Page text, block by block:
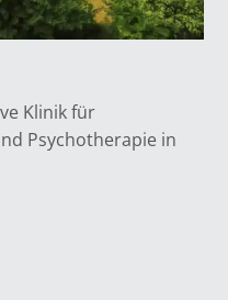
Klinik für
Psychotherapie in